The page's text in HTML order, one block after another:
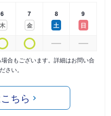
6
木
7
金
8
土
9
日
合もございます。詳細はお問い合
さい。
ちら